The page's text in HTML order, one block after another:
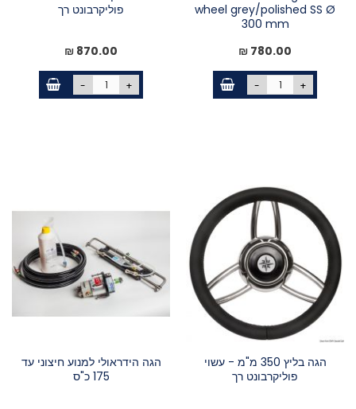
wheel grey/polished SS Ø
300 mm
780.00 ₪
- +
פוליקרבונט רך
870.00 ₪
- +
הגה בליץ 350 מ"מ - עשוי
פוליקרבונט רך
הגה הידראולי למנוע חיצוני עד
175 כ"ס